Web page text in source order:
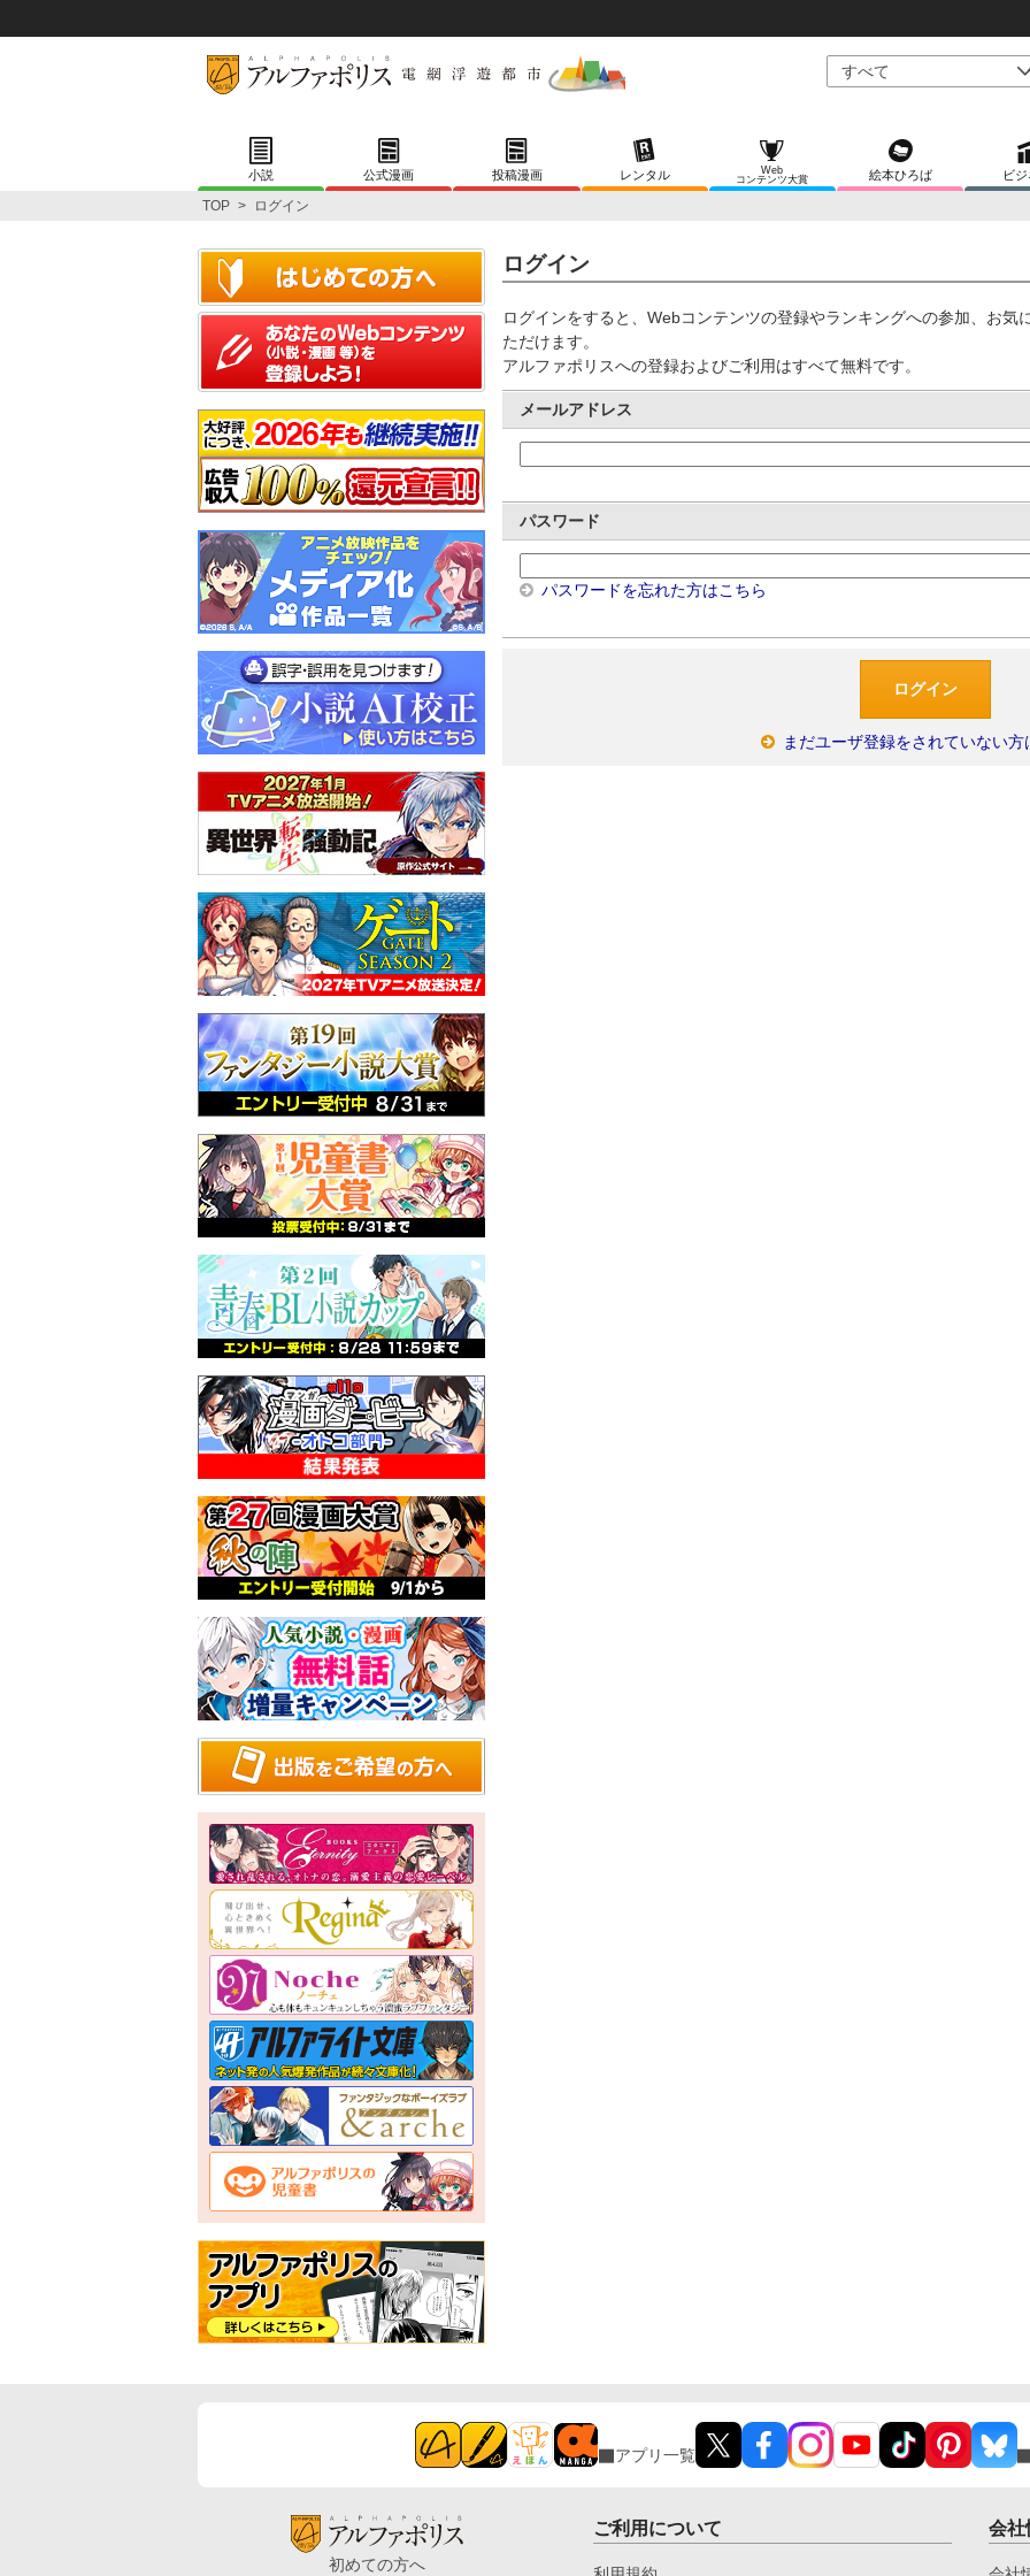
小説 公式漫画 投稿漫画 レンタル
Web
コンテンツ大賞
絵本ひろば ビ
TOP > ログイン
ログイン
ログインをすると、Webコンテンツの登録やランキングへの参加、お気
ただけます。
アルファポリスへの登録およびご利用はすべて無料です。
メールアドレス
パスワード
パスワードを忘れた方はこちら
まだユーザ登録をされていない方
アプリ一覧
初めての方へ
ご利用について 会社